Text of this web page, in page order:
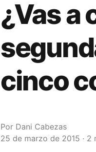
¿Vas a
cinco
Por Dani Cabezas
25 de marzo de 2015 · 2